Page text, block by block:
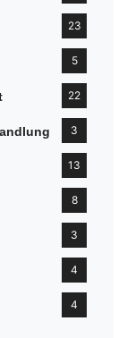
23
5
22
3
13
8
3
4
4